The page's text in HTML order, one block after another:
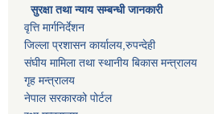
सुरक्षा तथा न्याय सम्बन्धी जानकारी
वृत्ति मार्गनिर्देशन
जिल्ला प्रशासन कार्यालय,रुपन्देही
संघीय मामिला तथा स्थानीय बिकास मन्त्रालय
गृह मन्त्रालय
नेपाल सरकारको पोर्टल